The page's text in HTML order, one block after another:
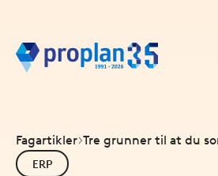
Fagartikler Tre grunner til at du
ERP